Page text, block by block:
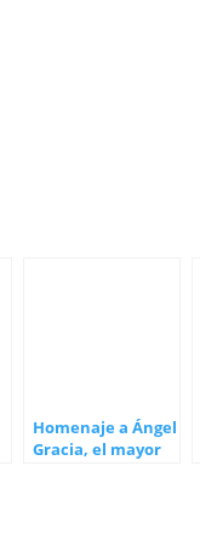
Homenaje a Ángel
Gracia, el mayor